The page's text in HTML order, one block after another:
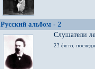
Русский альбом - 2
Cлушатели
23 фото,